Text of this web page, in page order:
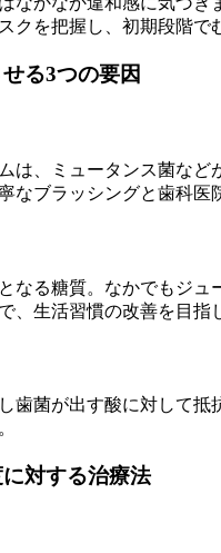
クを把握し、初期段階で
る3つの要因
は、ミュータンス菌な
なブラッシングと歯科
なる糖質。なかでもジ
、生活習慣の改善を目指
歯菌が出す酸に対して
対する治療法